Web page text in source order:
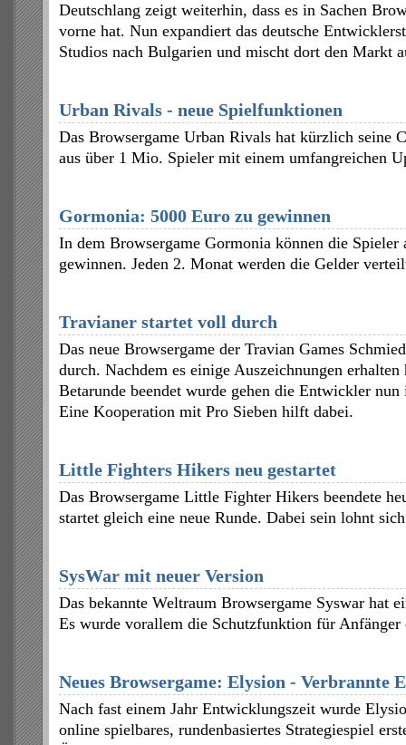
Deutschlang zeigt weiterhin, dass es in Sachen
vorne hat. Nun expandiert das deutsche
Studios nach Bulgarien und mischt dort den Markt
Urban Rivals - neue Spielfunktionen
Das Browsergame Urban Rivals hat kürzlich seine
aus über 1 Mio. Spieler mit einem umfangreichen
Gormonia: 5000 Euro zu gewinnen
In dem Browsergame Gormonia können die Spieler
gewinnen. Jeden 2. Monat werden die Gelder
Travianer startet voll durch
Das neue Browsergame der Travian Games
durch. Nachdem es einige Auszeichnungen erhalten
Betarunde beendet wurde gehen die Entwickler
Eine Kooperation mit Pro Sieben hilft dabei.
Little Fighters Hikers neu gestartet
Das Browsergame Little Fighter Hikers beendete
startet gleich eine neue Runde. Dabei sein lohnt
SysWar mit neuer Version
Das bekannte Weltraum Browsergame Syswar hat
Es wurde vorallem die Schutzfunktion für Anfänger
Neues Browsergame: Elysion - Verbrannte
Nach fast einem Jahr Entwicklungszeit wurde
online spielbares, rundenbasiertes Strategiespiel